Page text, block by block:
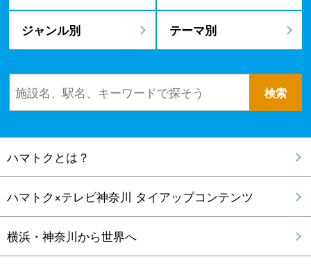
ジャンル別 テーマ別
ハマトクとは？
ハマトク×テレビ神奈川 タイアップコンテンツ
横浜・神奈川から世界へ